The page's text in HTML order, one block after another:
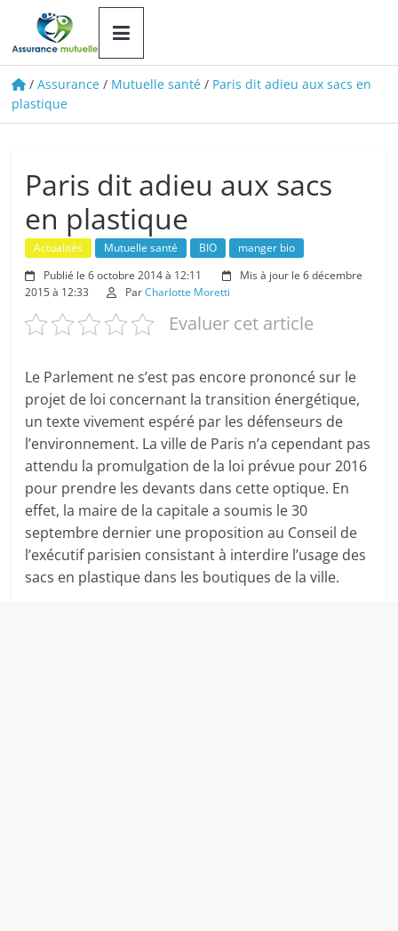
portail
d'information
/Assurance / Mutuelle santé / Paris dit adieu aux sacs en
plastique
Paris dit adieu aux sacs
en plastique
Actualités Mutuelle santé BIO
manger bio
Publié le 6 octobre 2014 à 12:11
Mis à jour le 6 décembre
2015 à 12:33
ParCharlotte Moretti
Evaluer cet article
Le Parlement ne s’est pas encore prononcé sur le
projet de loi concernant la transition énergétique,
un texte vivement espéré par les défenseurs de
l’environnement. La ville de Paris n’a cependant pas
attendu la promulgation de la loi prévue pour 2016
pour prendre les devants dans cette optique. En
effet, la maire de la capitale a soumis le 30
septembre dernier une proposition au Conseil de
l’exécutif parisien consistant à interdire l’usage des
sacs en plastique dans les boutiques de la ville.